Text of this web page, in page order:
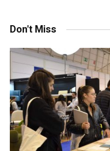
Don't Miss